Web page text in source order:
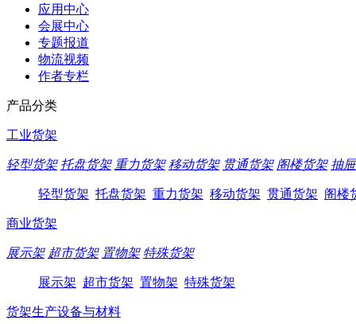
应用中心
会展中心
专题报道
物流视频
作者专栏
产品分类
工业货架
轻型货架 托盘货架 重力货架 移动货架 贯通货架 阁楼货架 抽
轻型货架 托盘货架 重力货架 移动货架 贯通货架 阁楼
商业货架
展示架 超市货架 置物架 特殊货架
展示架 超市货架 置物架 特殊货架
货架生产设备与材料